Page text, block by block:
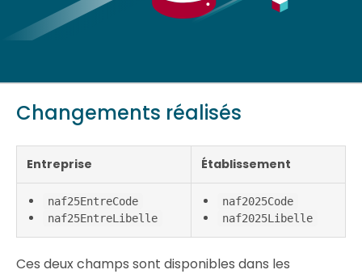
Ressources
Introduction
Réglementation
Enjeux
Changements réalisés
Entreprise Établissement
naf25EntreCode
naf25EntreLibelle
naf2025Code
naf2025Libelle
Ces deux champs sont disponibles dans les